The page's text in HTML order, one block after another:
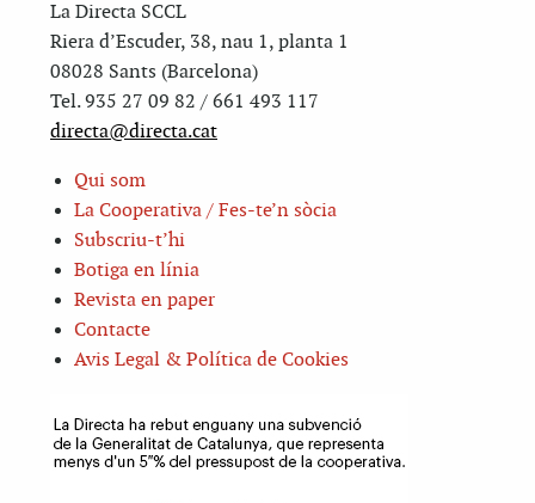
La Directa SCCL
Riera d’Escuder, 38, nau 1, planta 1
08028 Sants (Barcelona)
Tel. 935 27 09 82 / 661 493 117
directa@directa.cat
Qui som
La Cooperativa / Fes-te’n sòcia
Subscriu-t’hi
Botiga en línia
Revista en paper
Contacte
Avis Legal & Política de Cookies